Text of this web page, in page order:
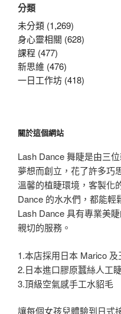
鍵
字:
分類
未分類 (1,269)
身心靈相關 (628)
課程 (477)
新思維 (476)
一日工作坊 (418)
關於這個網站
Lash Dance 舞睫是由三
夢想而創立，花了許多巧
溫馨的植睫環境，客製化
Dance 的水水們，都能輕
Lash Dance 具有專業美
親切的服務。
1.本店採用日本 Marico
2.日本進口膠原蠶絲人工
3.頂級空氣感手工水貂毛
讓每個女孩兒體驗到日式